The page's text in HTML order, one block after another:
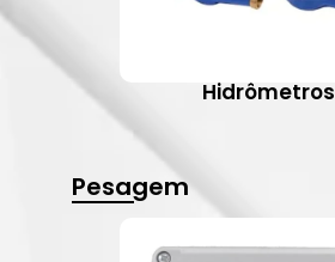
Hidrômetros
Pesagem